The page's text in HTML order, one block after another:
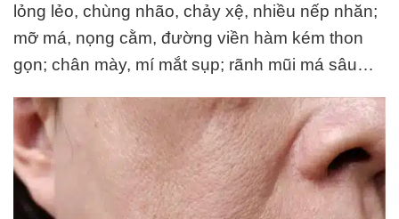
lỏng lẻo, chùng nhão, chảy xệ, nhiều nếp nhăn;
mỡ má, nọng cằm, đường viền hàm kém thon
gọn; chân mày, mí mắt sụp; rãnh mũi má sâu…